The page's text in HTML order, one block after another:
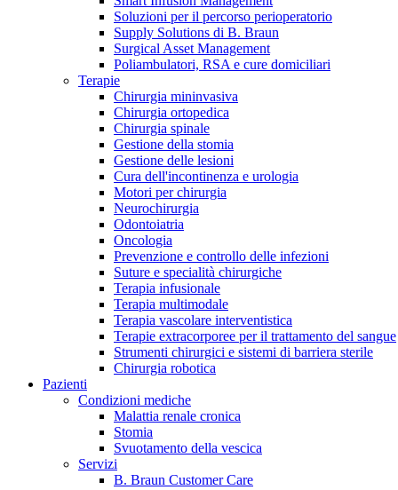
Campione stomia o cateteri
Richiedi gratuitamente un campione al nostro Customer Care,
Trova la tua opportunità di lavoro!
Scopri le opportunità di carriera del Gruppo B. Braun. Visita
Soluzioni per il percorso perioperatorio
Supply Solutions di B. Braun
Surgical Asset Management
Poliambulatori, RSA e cure domiciliari
Terapie
Chirurgia mininvasiva
Chirurgia ortopedica
Chirurgia spinale
Gestione della stomia
Gestione delle lesioni
Cura dell'incontinenza e urologia
Motori per chirurgia
Neurochirurgia
Odontoiatria
Oncologia
Prevenzione e controllo delle infezioni
Suture e specialità chirurgiche
Terapia infusionale
Terapia multimodale
Terapia vascolare interventistica
Terapie extracorporee per il trattamento del sangue
Strumenti chirurgici e sistemi di barriera sterile
Chirurgia robotica
Pazienti
Condizioni mediche
Malattia renale cronica
Stomia
Svuotamento della vescica
Servizi
B. Braun Customer Care